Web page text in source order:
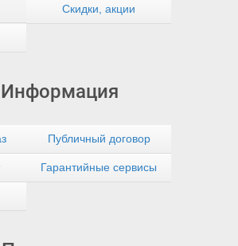
Скидки, акции
Информация
Публичный договор
Гарантийные сервисы